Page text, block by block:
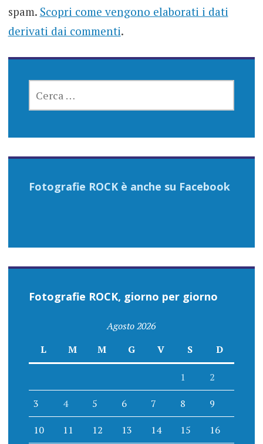
spam. Scopri come vengono elaborati i dati
derivati dai commenti.
PER:
Fotografie ROCK è anche su Facebook
Fotografie ROCK, giorno per giorno
Agosto 2026
L
M M G V S D
1 2
3 4 5 6 7 8 9
10 11 12 13 14 15 16